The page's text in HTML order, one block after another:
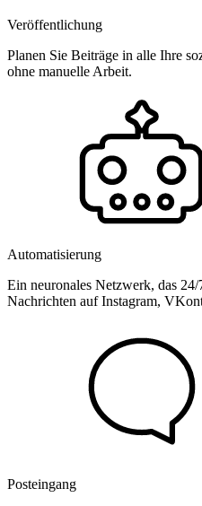
Veröffentlichung
Planen Sie Beiträge in alle Ihre
ohne manuelle Arbeit.
Automatisierung
Ein neuronales Netzwerk, das
Nachrichten auf Instagram,
Posteingang